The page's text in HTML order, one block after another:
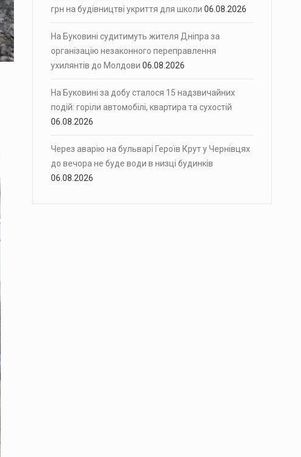
грн на будівництві укриття для школи 06.08.2026
На Буковині судитимуть жителя Дніпра за
організацію незаконного переправлення
ухилянтів до Молдови 06.08.2026
На Буковині за добу сталося 15 надзвичайних
подій: горіли автомобілі, квартира та сухостій
06.08.2026
Через аварію на бульварі Героїв Крут у Чернівцях
до вечора не буде води в низці будинків
06.08.2026